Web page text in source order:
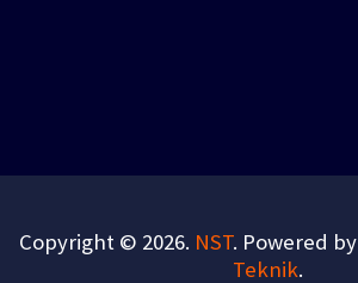
Copyright © 2026. NST. Powered by
Teknik.